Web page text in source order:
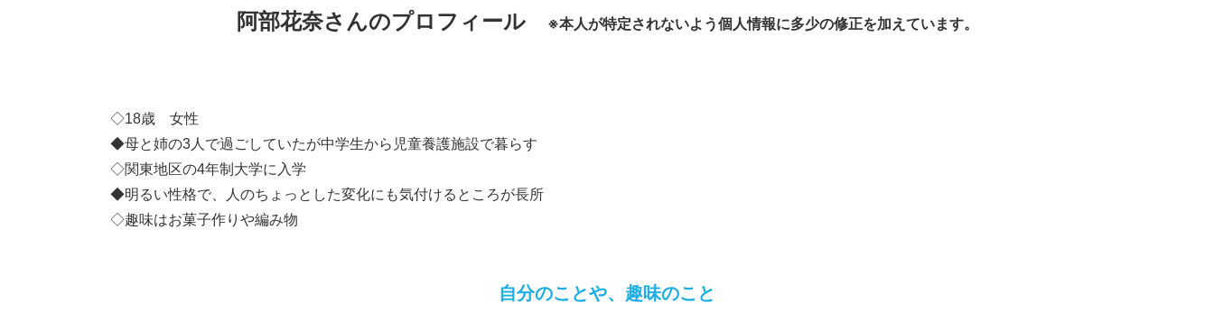
阿部花奈さんのプロフィール ※本人が特定されないよう個人情報に多少の修正を加えています。
◇18歳 女性
◆母と姉の3人で過ごしていたが中学生から児童養護施設で暮らす
◇関東地区の4年制大学に入学
◆明るい性格で、人のちょっとした変化にも気付けるところが長所
◇趣味はお菓子作りや編み物
自分のことや、趣味のこと